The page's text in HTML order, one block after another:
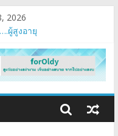
2026
ผู้สูงอายุ
Fest 2026
หนึ่ง